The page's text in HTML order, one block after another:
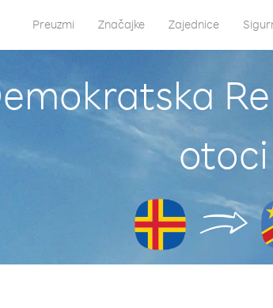
Preuzmi Značajke Zajednice
otoci